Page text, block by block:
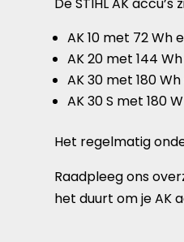
De STIHL AK
AK 10 met 72 Wh
AK 20 met 144
AK 30 met 180
AK 30 S met 180
Het regelmatig
Raadpleeg ons
het duurt om je AK